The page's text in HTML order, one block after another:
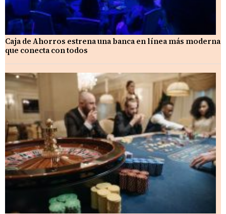
Caja de Ahorros estrena una banca en línea más moderna
que conecta con todos